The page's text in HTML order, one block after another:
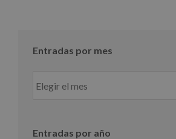
Entradas por mes
por
Entradas por año